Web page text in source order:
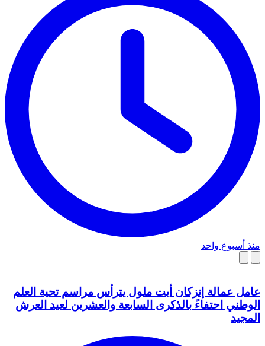
منذ أسبوع واحد
عامل عمالة إنزكان أيت ملول يترأس مراسم تحية العلم
الوطني احتفاءً بالذكرى السابعة والعشرين لعيد العرش
المجيد